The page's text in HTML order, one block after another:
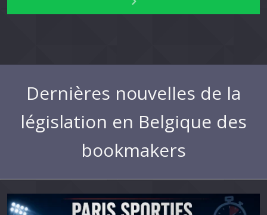
Dernières nouvelles de la
législation en Belgique des
bookmakers